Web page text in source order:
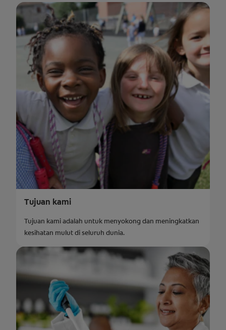
Tujuan kami
Tujuan kami adalah untuk menyokong dan meningkatkan
kesihatan mulut di seluruh dunia.